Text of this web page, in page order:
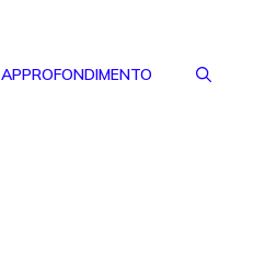
APPROFONDIMENTO